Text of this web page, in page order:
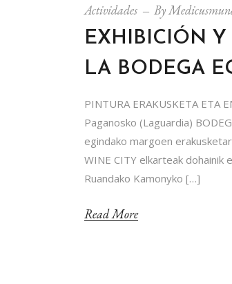
Actividades By
EXHIBICIÓN Y
LA BODEGA
PINTURA ERAKUSKETA ETA
Paganosko (Laguardia)
egindako margoen
WINE CITY elkarteak dohainik
Ruandako Kamonyko […]
Read More